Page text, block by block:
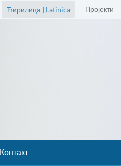
Пројекти
Ћирилица | Latinica
Контакт